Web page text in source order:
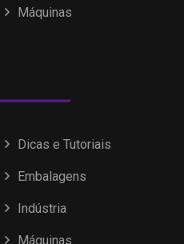
Máquinas
Dicas e Tutoriais
Embalagens
Indústria
Máquinas